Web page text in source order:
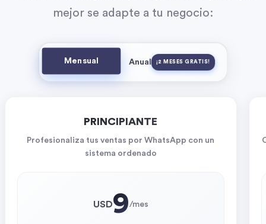
mejor se adapte a tu negocio:
Mensual Anual ¡2 MESES GRATIS!
PRINCIPIANTE
Profesionaliza tus ventas por WhatsApp con un
sistema ordenado
USD9/mes